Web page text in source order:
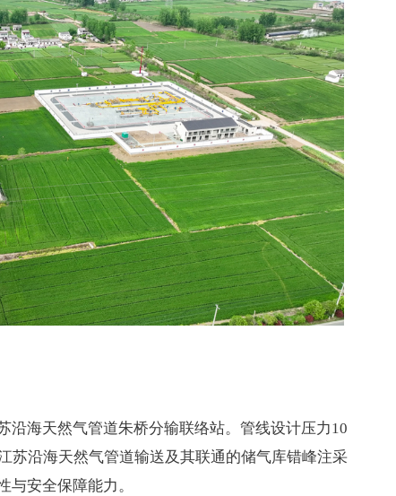
沿海天然气管道朱桥分输联络站。管线设计压力10
苏沿海天然气管道输送及其联通的储气库错峰注采
与安全保障能力。